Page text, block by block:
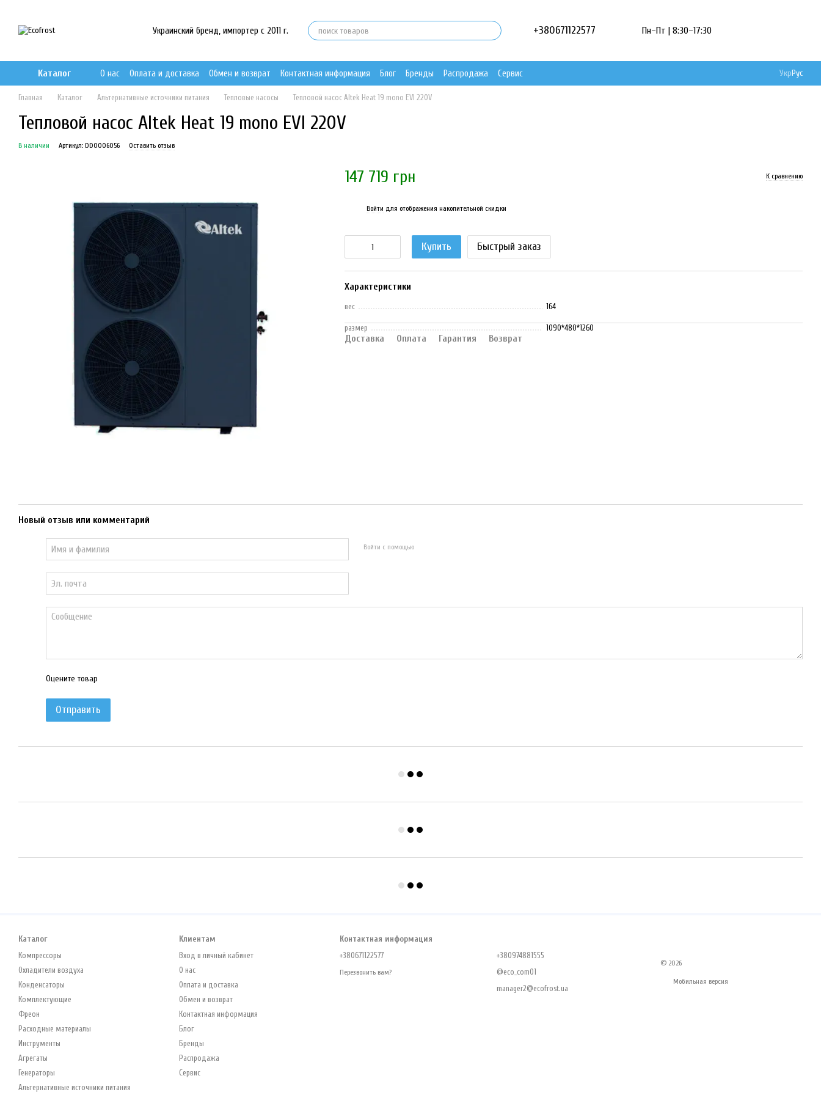
Украинский бренд, импортер с 2011 г. +380671122577 Пн–Пт | 8:30–17:30
Каталог О нас Оплата и доставка Обмен и возврат Контактная информация Блог Бренды Распродажа Сервис УкрРус
Главная Каталог Альтернативные источники питания Тепловые насосы Тепловой насос Altek Heat 19 mono EVI 220V
Тепловой насос Altek Heat 19 mono EVI 220V
В наличии Артикул: DD0006056 Оставить отзыв
147 719 грн К сравнению
Войти для отображения накопительной скидки
Купить Быстрый заказ
Характеристики
вес 164
размер 1090*480*1260
Доставка Оплата Гарантия Возврат
Новый отзыв или комментарий
Войти с помощью
Оцените товар
Отправить
Каталог
Компрессоры
Охладители воздуха
Конденсаторы
Комплектующие
Фреон
Расходные материалы
Инструменты
Агрегаты
Генераторы
Альтернативные источники питания
Клиентам
Вход в личный кабинет
О нас
Оплата и доставка
Обмен и возврат
Контактная информация
Блог
Бренды
Распродажа
Сервис
Контактная информация
+380671122577
Перезвонить вам?
+380974881555
@eco_com01
manager2@ecofrost.ua
© 2026
Мобильная версия